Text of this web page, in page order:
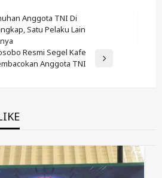
Anggota TNI Di
Satu Pelaku Lain
Resmi Segel Kafe
Anggota TNI